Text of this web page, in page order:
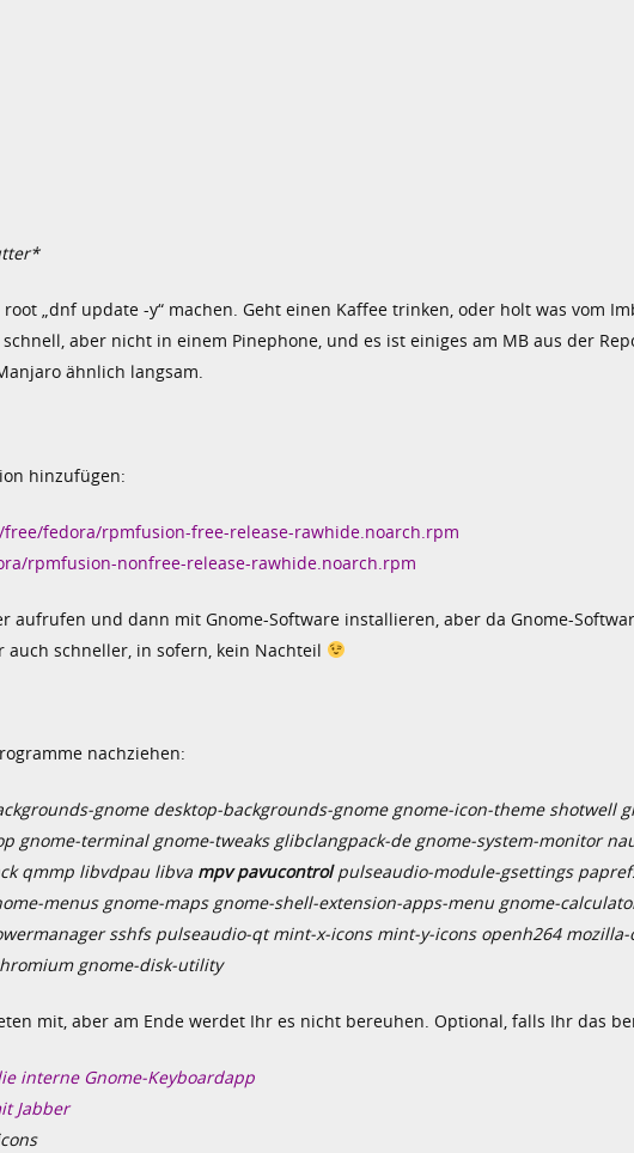
„dnf update -y“ machen. Geht einen Kaffee trinken, oder holt was vom
aber nicht in einem Pinephone, und es ist einiges am MB aus der
ähnlich langsam.
hinzufügen:
fedora/rpmfusion-free-release-rawhide.noarch.rpm
rpmfusion-nonfree-release-rawhide.noarch.rpm
aufrufen und dann mit Gnome-Software installieren, aber da Gnome-
schneller, in sofern, kein Nachteil
nachziehen:
gnome desktop-backgrounds-gnome gnome-icon-theme shotwell
gnome-terminal gnome-tweaks glibclangpack-de gnome-system-monitor
qmmp libvdpau libva mpv pavucontrolpulseaudio-module-gsettings
menus gnome-maps gnome-shell-extension-apps-menu gnome-
sshfs pulseaudio-qt mint-x-icons mint-y-icons openh264
gnome-disk-utility
mit, aber am Ende werdet Ihr es nicht bereuhen. Optional, falls Ihr das
interne Gnome-Keyboardapp
Jabber